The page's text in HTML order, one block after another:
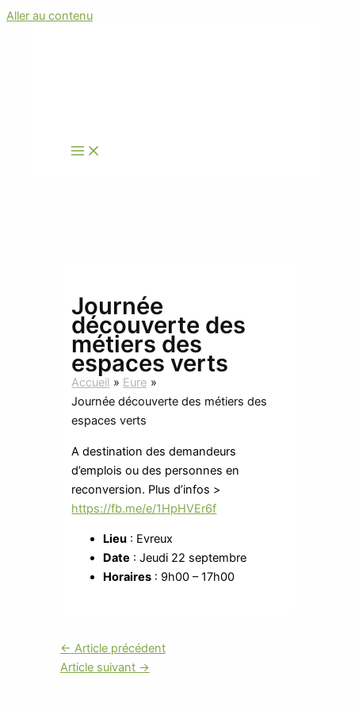
Aller au contenu
Journée
découverte des
métiers des
espaces verts
Accueil
Eure
Journée découverte des métiers des
espaces verts
A destination des demandeurs
d’emplois ou des personnes en
reconversion. Plus d’infos >
https://fb.me/e/1HpHVEr6f
Lieu : Evreux
Date : Jeudi 22 septembre
Horaires : 9h00 – 17h00
← Article précédent
Article suivant →